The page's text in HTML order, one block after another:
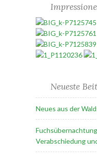
Neueste
Neues aus der
Verabschiedung